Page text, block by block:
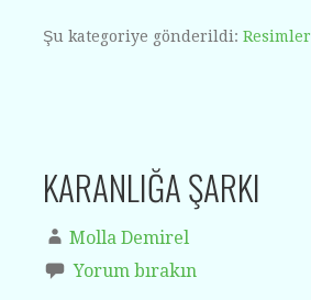
Şu kategoriye gönderildi: Resimler
KARANLIĞA ŞARKI
Molla Demirel
Yorum bırakın